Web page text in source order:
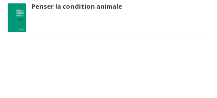
Penser la condition animale